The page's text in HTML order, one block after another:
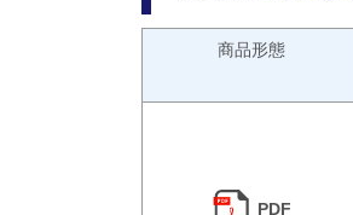
商品形態
PDF